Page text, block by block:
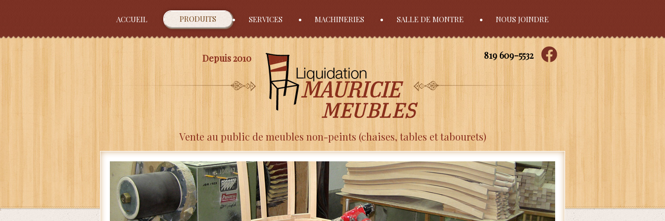
ACCUEIL PRODUITS SERVICES MACHINERIES SALLE DE MONTRE NOUS JOINDRE
819 609-5532
Depuis 2010
Vente au public de meubles non-peints (chaises, tables et tabourets)